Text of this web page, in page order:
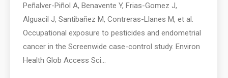
Peñalver-Piñol A, Benavente Y, Frias-Gomez J,
Alguacil J, Santibañez M, Contreras-Llanes M, et al.
Occupational exposure to pesticides and endometrial
cancer in the Screenwide case-control study. Environ
Health Glob Access Sci…